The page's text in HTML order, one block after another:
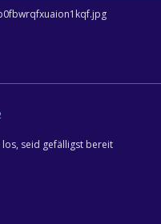
seid gefälligst bereit